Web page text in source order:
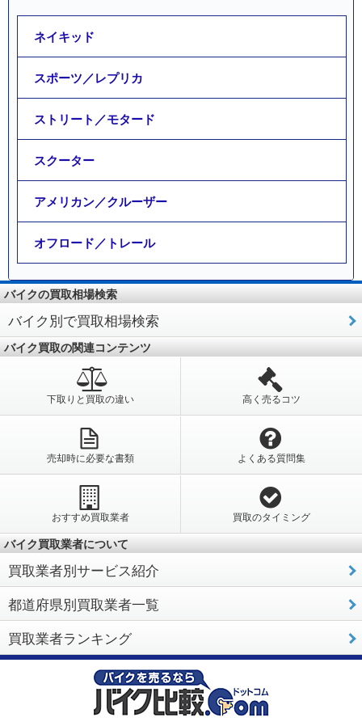
ネイキッド
スポーツ／レプリカ
ストリート／モタード
スクーター
アメリカン／クルーザー
オフロード／トレール
バイクの買取相場検索
バイク別で買取相場検索
バイク買取の関連コンテンツ
下取りと買取の違い 高く売るコツ
売却時に必要な書類 よくある質問集
おすすめ買取業者 買取のタイミング
バイク買取業者について
買取業者別サービス紹介
都道府県別買取業者一覧
買取業者ランキング